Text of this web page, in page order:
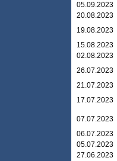
05.09.2023
20.08.2023
19.08.2023
15.08.2023
02.08.2023
26.07.2023
21.07.2023
17.07.2023
07.07.2023
06.07.2023
05.07.2023
27.06.2023